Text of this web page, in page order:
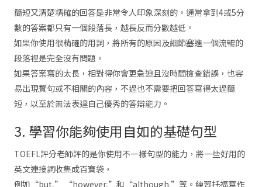
簡短又清楚精確的回答是非常令人印象深刻的。通常拿到4或5分
數的答案都只有一個段落長，越長反而分數越低。
如果你使用很精確的用詞，將所有的原因及細節塞進一個流暢的
段落裡是完全沒有問題。
如果答案寫的太長，相對得你會更急迫且沒時間檢查錯誤，也容
易出現贅句或不相關的內容，不過也不需要把回答寫得太過簡
短，以至於無法表達自己優秀的答辯能力。
3. 學習你能夠使用自如的基礎句型
TOEFL評分老師評的是你使用不一樣句型的能力，將一些好用的
英文連接詞收集成百寶袋，
例如“but,” “however,”和“although.”等。練習托福寫作